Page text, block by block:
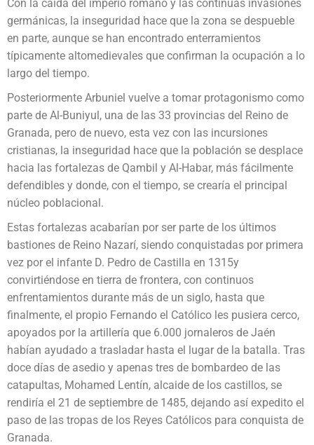
Con la caída del imperio romano y las continuas invasiones
germánicas, la inseguridad hace que la zona se despueble
en parte, aunque se han encontrado enterramientos
típicamente altomedievales que confirman la ocupación a lo
largo del tiempo.
Posteriormente Arbuniel vuelve a tomar protagonismo como
parte de Al-Buniyul, una de las 33 provincias del Reino de
Granada, pero de nuevo, esta vez con las incursiones
cristianas, la inseguridad hace que la población se desplace
hacia las fortalezas de Qambil y Al-Habar, más fácilmente
defendibles y donde, con el tiempo, se crearía el principal
núcleo poblacional.
Estas fortalezas acabarían por ser parte de los últimos
bastiones de Reino Nazarí, siendo conquistadas por primera
vez por el infante D. Pedro de Castilla en 1315y
convirtiéndose en tierra de frontera, con continuos
enfrentamientos durante más de un siglo, hasta que
finalmente, el propio Fernando el Católico les pusiera cerco,
apoyados por la artillería que 6.000 jornaleros de Jaén
habían ayudado a trasladar hasta el lugar de la batalla. Tras
doce días de asedio y apenas tres de bombardeo de las
catapultas, Mohamed Lentín, alcaide de los castillos, se
rendiría el 21 de septiembre de 1485, dejando así expedito el
paso de las tropas de los Reyes Católicos para conquista de
Granada.